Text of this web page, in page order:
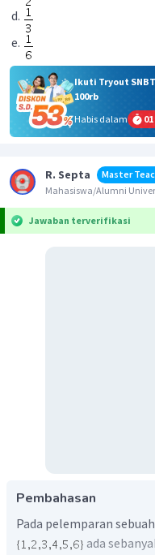
Ikuti Tryout
100rb
Habis dalam
01
R. Septa
Master
Mahasiswa/Alumni
Jawaban terverifikasi
Pembahasan
Pada pelemparan
ada